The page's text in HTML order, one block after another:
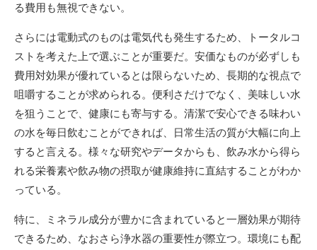
る費用も無視できない。
さらには電動式のものは電気代も発生するため、トータルコ
ストを考えた上で選ぶことが重要だ。安価なものが必ずしも
費用対効果が優れているとは限らないため、長期的な視点で
咀嚼することが求められる。便利さだけでなく、美味しい水
を狙うことで、健康にも寄与する。清潔で安心できる味わい
の水を毎日飲むことができれば、日常生活の質が大幅に向上
すると言える。様々な研究やデータからも、飲み水から得ら
れる栄養素や飲み物の摂取が健康維持に直結することがわか
っている。
特に、ミネラル成分が豊かに含まれていると一層効果が期待
できるため、なおさら浄水器の重要性が際立つ。環境にも配